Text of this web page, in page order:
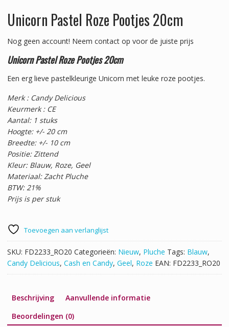
Unicorn Pastel Roze Pootjes 20cm
Nog geen account! Neem contact op voor de juiste prijs
Unicorn Pastel Roze Pootjes 20cm
Een erg lieve pastelkleurige Unicorn met leuke roze pootjes.
Merk : Candy Delicious
Keurmerk : CE
Aantal: 1 stuks
Hoogte: +/- 20 cm
Breedte: +/- 10 cm
Positie: Zittend
Kleur: Blauw, Roze, Geel
Materiaal: Zacht Pluche
BTW: 21%
Prijs is per stuk
Toevoegen aan verlanglijst
SKU: FD2233_RO20 Categorieën: Nieuw, Pluche Tags: Blauw,
Candy Delicious, Cash en Candy, Geel, Roze EAN: FD2233_RO20
Beschrijving
Aanvullende informatie
Beoordelingen (0)